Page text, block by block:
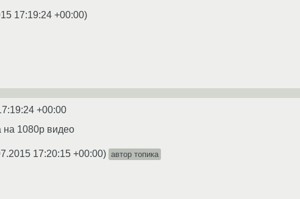
17:19:24 +00:00)
+00:00
на 1080p видео
17:20:15 +00:00) автор топика